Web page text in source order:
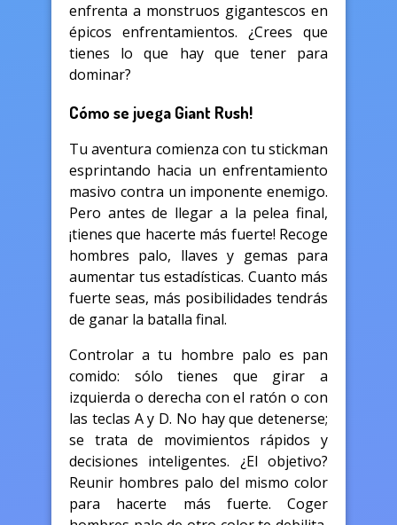
enfrenta a monstruos gigantescos en
épicos enfrentamientos. ¿Crees que
tienes lo que hay que tener para
dominar?
Cómo se juega Giant Rush!
Tu aventura comienza con tu stickman
esprintando hacia un enfrentamiento
masivo contra un imponente enemigo.
Pero antes de llegar a la pelea final,
¡tienes que hacerte más fuerte! Recoge
hombres palo, llaves y gemas para
aumentar tus estadísticas. Cuanto más
fuerte seas, más posibilidades tendrás
de ganar la batalla final.
Controlar a tu hombre palo es pan
comido: sólo tienes que girar a
izquierda o derecha con el ratón o con
las teclas A y D. No hay que detenerse;
se trata de movimientos rápidos y
decisiones inteligentes. ¿El objetivo?
Reunir hombres palo del mismo color
para hacerte más fuerte. Coger